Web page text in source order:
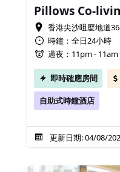
Pillows Co-
香港尖沙咀麼地道
時鐘：全日24小時
過夜：11pm - 11am
即時確應房間
自助式時鐘酒店
更新日期: 04/08/